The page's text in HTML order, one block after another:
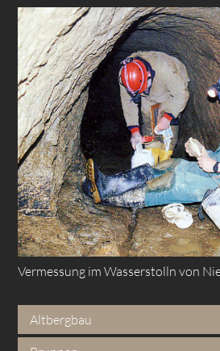
Vermessung im Wasserstolln von
Altbergbau